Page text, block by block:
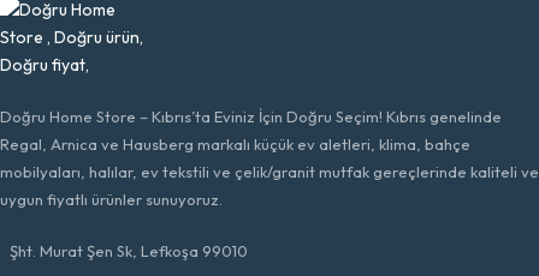
Doğru Home Store – Kıbrıs’ta Eviniz İçin Doğru Seçim! Kıbrıs genelinde
Regal, Arnica ve Hausberg markalı küçük ev aletleri, klima, bahçe
mobilyaları, halılar, ev tekstili ve çelik/granit mutfak gereçlerinde kaliteli ve
uygun fiyatlı ürünler sunuyoruz.
Şht. Murat Şen Sk, Lefkoşa 99010